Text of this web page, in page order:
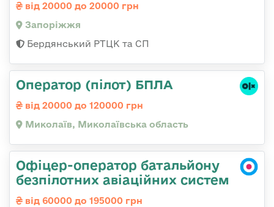
від 20000 до 20000 грн
Запоріжжя
Бердянський РТЦК та СП
Оператор (пілот) БПЛА
від 20000 до 120000 грн
Миколаїв, Миколаївська область
Офіцер-оператор батальйону
безпілотних авіаційних систем
від 60000 до 195000 грн